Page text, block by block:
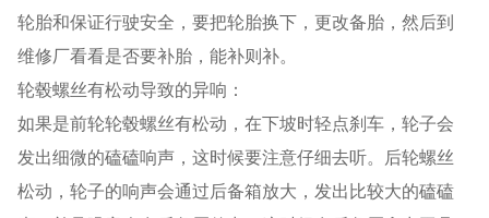
轮胎和保证行驶安全，要把轮胎换下，更改备胎，然后到
维修厂看看是否要补胎，能补则补。
轮毂螺丝有松动导致的异响：
如果是前轮轮毂螺丝有松动，在下坡时轻点刹车，轮子会
发出细微的磕磕响声，这时候要注意仔细去听。后轮螺丝
松动，轮子的响声会通过后备箱放大，发出比较大的磕磕